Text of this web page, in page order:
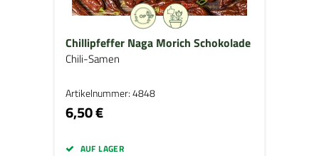
Chillipfeffer Naga Morich Schokolade
Chili-Samen
Artikelnummer: 4848
6,50 €
AUF LAGER